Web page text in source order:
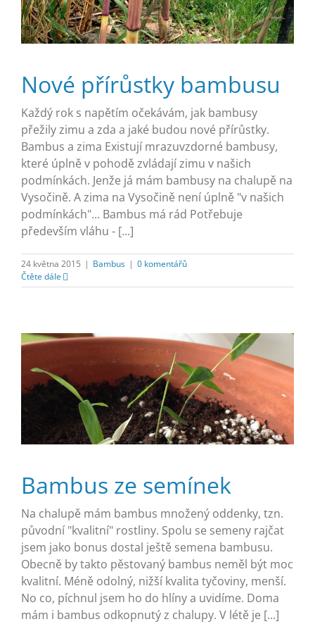
Nové přírůstky bambusu
Každý rok s napětím očekávám, jak bambusy
přežily zimu a zda a jaké budou nové přírůstky.
Bambus a zima Existují mrazuvzdorné bambusy,
které úplně v pohodě zvládají zimu v našich
podmínkách. Jenže já mám bambusy na chalupě na
Vysočině. A zima na Vysočině není úplně "v našich
podmínkách"... Bambus má rád Potřebuje
především vláhu - [...]
24 května 2015 | Bambus | 0 komentářů
Čtěte dále
Bambus ze semínek
Na chalupě mám bambus množený oddenky, tzn.
původní "kvalitní" rostliny. Spolu se semeny rajčat
jsem jako bonus dostal ještě semena bambusu.
Obecně by takto pěstovaný bambus neměl být moc
kvalitní. Méně odolný, nižší kvalita tyčoviny, menší.
No co, píchnul jsem ho do hlíny a uvidíme. Doma
mám i bambus odkopnutý z chalupy. V létě je [...]